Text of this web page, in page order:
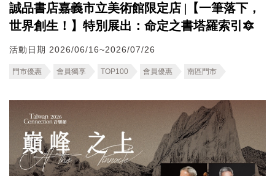
誠品書店嘉義市立美術館限定店 |【一筆落下，
世界創生！】特別展出：命定之書塔羅索引🔯
活動日期 2026/06/16~2026/07/26
門市優惠 會員獨享 TOP100 會員優惠 南區門市